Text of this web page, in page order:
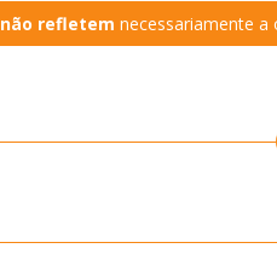
não refletem necessariamente a